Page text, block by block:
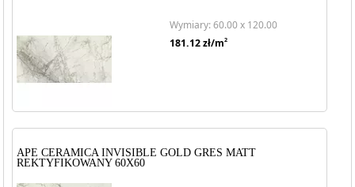
Wymiary: 60.00 x 120.00
181.12zł/m2
APE CERAMICA INVISIBLE GOLD GRES MATT
REKTYFIKOWANY 60X60